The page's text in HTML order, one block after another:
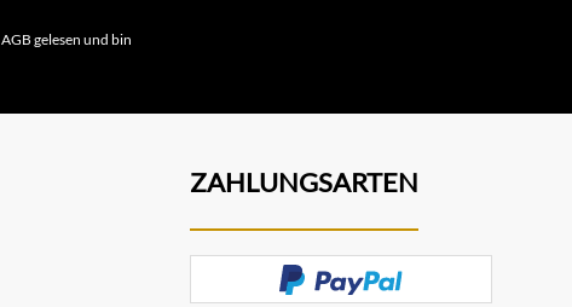
AGB gelesen und bin
ZAHLUNGSARTEN